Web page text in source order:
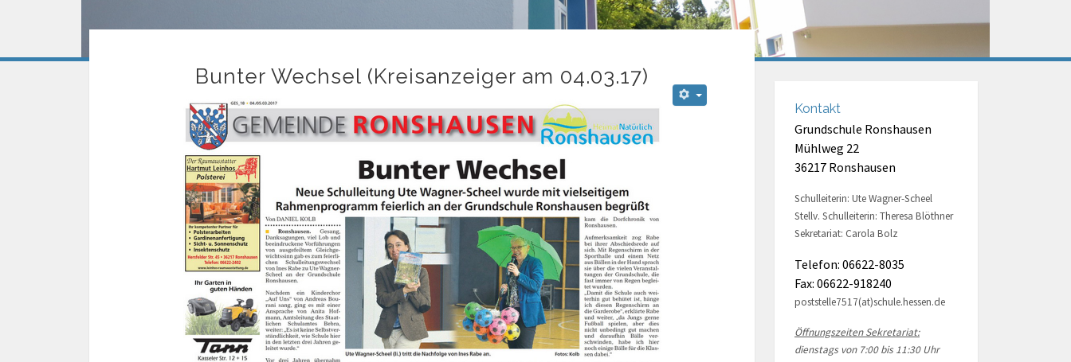
Kontakt
Grundschule Ronshausen
Mühlweg 22
36217 Ronshausen
Schulleiterin: Ute Wagner-Scheel
Stellv. Schulleiterin: Theresa Blöthner
Sekretariat: Carola Bolz
Telefon: 06622-8035
Fax: 06622-918240
poststelle7517(at)schule.hessen.de
Öffnungszeiten Sekretariat:
dienstags von 7:00 bis 11:30 Uhr
Bunter Wechsel (Kreisanzeiger am 04.03.17)